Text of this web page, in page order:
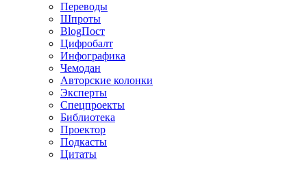
Переводы
Шпроты
BlogПост
Цифробалт
Инфографика
Чемодан
Авторские колонки
Эксперты
Спецпроекты
Библиотека
Проектор
Подкасты
Цитаты